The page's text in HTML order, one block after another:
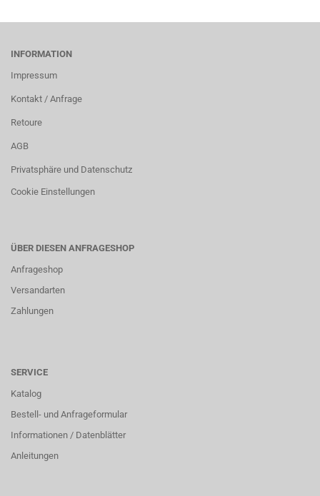
INFORMATION
Impressum
Kontakt / Anfrage
Retoure
AGB
Privatsphäre und Datenschutz
Cookie Einstellungen
ÜBER DIESEN ANFRAGESHOP
Anfrageshop
Versandarten
Zahlungen
SERVICE
Katalog
Bestell- und Anfrageformular
Informationen / Datenblätter
Anleitungen